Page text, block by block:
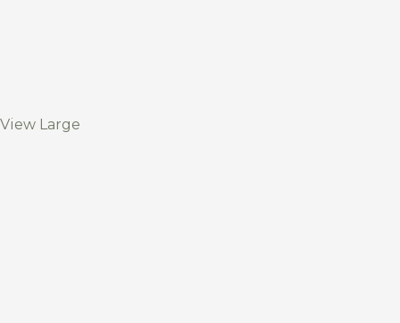
View Large